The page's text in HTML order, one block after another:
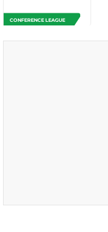
CONFERENCE LEAGUE